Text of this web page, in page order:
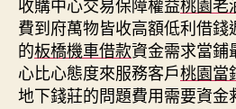
費到府萬物皆收高額低利借
的板橋機車借款資金需求當鋪
心比心態度來服務客戶桃園當
地下錢莊的問題費用需要資金